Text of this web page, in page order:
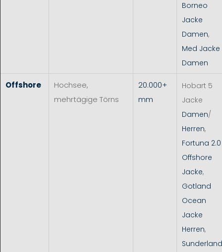
Borneo
Jacke
Damen,
Med Jacke
Damen
Offshore
Hochsee,
mehrtägige Törns
20.000+
mm
Hobart 5
Jacke
Damen/
Herren,
Fortuna 2.0
Offshore
Jacke,
Gotland
Ocean
Jacke
Herren,
Sunderland